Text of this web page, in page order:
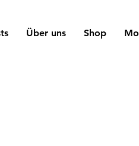
Über uns Shop